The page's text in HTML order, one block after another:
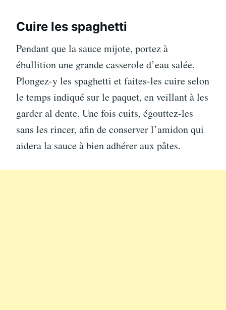
Cuire les spaghetti
Pendant que la sauce mijote, portez à
ébullition une grande casserole d’eau salée.
Plongez-y les spaghetti et faites-les cuire selon
le temps indiqué sur le paquet, en veillant à les
garder al dente. Une fois cuits, égouttez-les
sans les rincer, afin de conserver l’amidon qui
aidera la sauce à bien adhérer aux pâtes.